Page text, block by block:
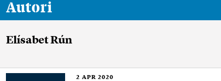
Autori
Elísabet Rún
2 APR 2020